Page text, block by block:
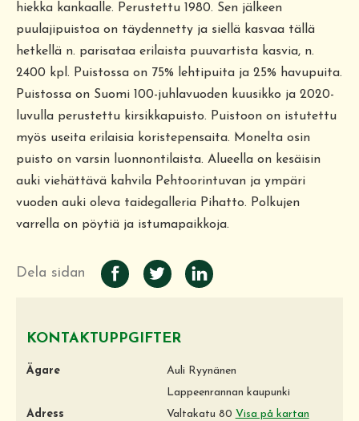
hiekka kankaalle. Perustettu 1980. Sen jälkeen
puulajipuistoa on täydennetty ja siellä kasvaa tällä
hetkellä n. parisataa erilaista puuvartista kasvia, n.
2400 kpl. Puistossa on 75% lehtipuita ja 25% havupuita.
Puistossa on Suomi 100-juhlavuoden kuusikko ja 2020-
luvulla perustettu kirsikkapuisto. Puistoon on istutettu
myös useita erilaisia koristepensaita. Monelta osin
puisto on varsin luonnontilaista. Alueella on kesäisin
auki viehättävä kahvila Pehtoorintuvan ja ympäri
vuoden auki oleva taidegalleria Pihatto. Polkujen
varrella on pöytiä ja istumapaikkoja.
Dela sidan
KONTAKTUPPGIFTER
Ägare
Auli Ryynänen
Lappeenrannan kaupunki
Adress
Valtakatu 80 Visa på kartan